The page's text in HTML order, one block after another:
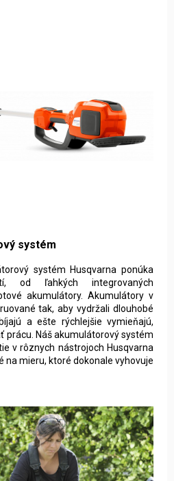
systém
systém Husqvarna ponúka
od ľahkých integrovaných
akumulátory. Akumulátory v
tak, aby vydržali dlouhobé
a ešte rýchlejšie vymieňajú,
prácu. Náš akumulátorový systém
v rôznych nástrojoch Husqvarna
na mieru, ktoré dokonale vyhovuje